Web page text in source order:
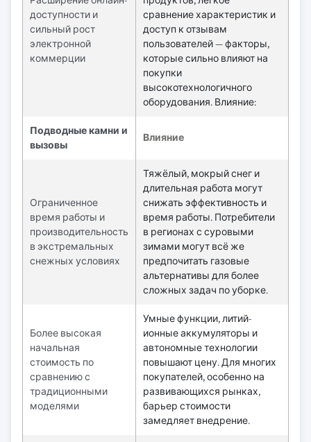
доступности и
сильный рост
электронной
коммерции
сравнение характеристик и
доступ к отзывам
пользователей — факторы,
которые сильно влияют на
покупки
высокотехнологичного
оборудования. Влияние:
Подводные камни и
вызовы
Влияние
Ограниченное
время работы и
производительность
в экстремальных
снежных условиях
Тяжёлый, мокрый снег и
длительная работа могут
снижать эффективность и
время работы. Потребители
в регионах с суровыми
зимами могут всё же
предпочитать газовые
альтернативы для более
сложных задач по уборке.
Более высокая
начальная
стоимость по
сравнению с
традиционными
моделями
Умные функции, литий-
ионные аккумуляторы и
автономные технологии
повышают цену. Для многих
покупателей, особенно на
развивающихся рынках,
барьер стоимости
замедляет внедрение.